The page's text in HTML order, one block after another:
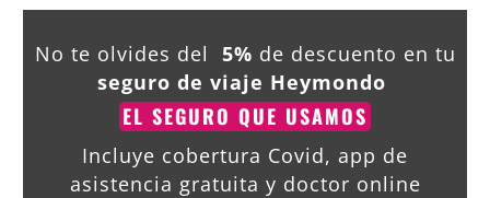
No te olvides del 5% de descuento en tu
seguro de viaje Heymondo
EL SEGURO QUE USAMOS
Incluye cobertura Covid, app de
asistencia gratuita y doctor online